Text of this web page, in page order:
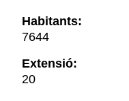
Habitants:
7644
Extensió:
20